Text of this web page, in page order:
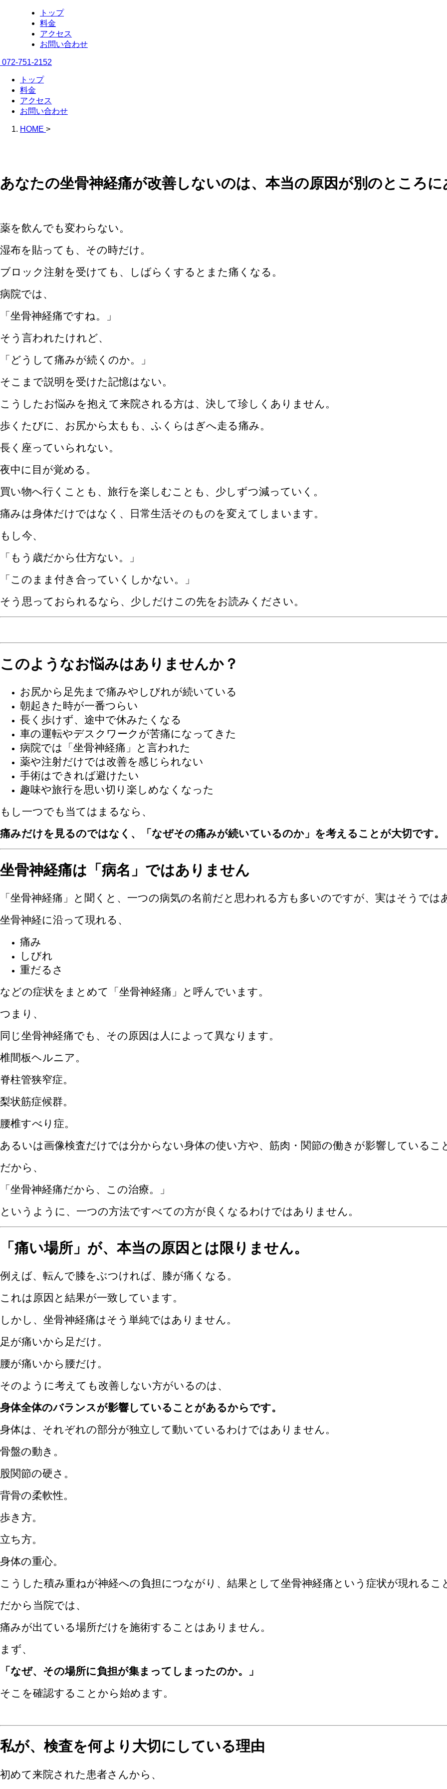
トップ
料金
アクセス
お問い合わせ
072-751-2152
トップ
料金
アクセス
お問い合わせ
HOME >
あなたの坐骨神経痛が改善しないのは、本当の原因が別のところに
薬を飲んでも変わらない。
湿布を貼っても、その時だけ。
ブロック注射を受けても、しばらくするとまた痛くなる。
病院では、
「坐骨神経痛ですね。」
そう言われたけれど、
「どうして痛みが続くのか。」
そこまで説明を受けた記憶はない。
こうしたお悩みを抱えて来院される方は、決して珍しくありません。
歩くたびに、お尻から太もも、ふくらはぎへ走る痛み。
長く座っていられない。
夜中に目が覚める。
買い物へ行くことも、旅行を楽しむことも、少しずつ減っていく。
痛みは身体だけではなく、日常生活そのものを変えてしまいます。
もし今、
「もう歳だから仕方ない。」
「このまま付き合っていくしかない。」
そう思っておられるなら、少しだけこの先をお読みください。
このようなお悩みはありませんか？
お尻から足先まで痛みやしびれが続いている
朝起きた時が一番つらい
長く歩けず、途中で休みたくなる
車の運転やデスクワークが苦痛になってきた
病院では「坐骨神経痛」と言われた
薬や注射だけでは改善を感じられない
手術はできれば避けたい
趣味や旅行を思い切り楽しめなくなった
もし一つでも当てはまるなら、
痛みだけを見るのではなく、「なぜその痛みが続いているのか」を考えることが大切です。
坐骨神経痛は「病名」ではありません
「坐骨神経痛」と聞くと、一つの病気の名前だと思われる方も多いのですが、実はそうでは
坐骨神経に沿って現れる、
痛み
しびれ
重だるさ
などの症状をまとめて「坐骨神経痛」と呼んでいます。
つまり、
同じ坐骨神経痛でも、その原因は人によって異なります。
椎間板ヘルニア。
脊柱管狭窄症。
梨状筋症候群。
腰椎すべり症。
あるいは画像検査だけでは分からない身体の使い方や、筋肉・関節の働きが影響しているこ
だから、
「坐骨神経痛だから、この治療。」
というように、一つの方法ですべての方が良くなるわけではありません。
「痛い場所」が、本当の原因とは限りません。
例えば、転んで膝をぶつければ、膝が痛くなる。
これは原因と結果が一致しています。
しかし、坐骨神経痛はそう単純ではありません。
足が痛いから足だけ。
腰が痛いから腰だけ。
そのように考えても改善しない方がいるのは、
身体全体のバランスが影響していることがあるからです。
身体は、それぞれの部分が独立して動いているわけではありません。
骨盤の動き。
股関節の硬さ。
背骨の柔軟性。
歩き方。
立ち方。
身体の重心。
こうした積み重ねが神経への負担につながり、結果として坐骨神経痛という症状が現れるこ
だから当院では、
痛みが出ている場所だけを施術することはありません。
まず、
「なぜ、その場所に負担が集まってしまったのか。」
そこを確認することから始めます。
私が、検査を何より大切にしている理由
初めて来院された患者さんから、